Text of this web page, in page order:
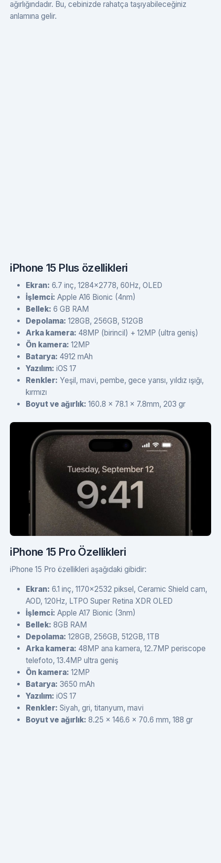
ağırlığındadır. Bu, cebinizde rahatça taşıyabileceğiniz
anlamına gelir.
iPhone 15 Plus özellikleri
Ekran: 6.7 inç, 1284x2778, 60Hz, OLED
İşlemci: Apple A16 Bionic (4nm)
Bellek: 6 GB RAM
Depolama: 128GB, 256GB, 512GB
Arka kamera: 48MP (birincil) + 12MP (ultra geniş)
Ön kamera: 12MP
Batarya: 4912 mAh
Yazılım: iOS 17
Renkler: Yeşil, mavi, pembe, gece yarısı, yıldız ışığı,
kırmızı
Boyut ve ağırlık: 160.8 x 78.1 x 7.8mm, 203 gr
iPhone 15 Pro Özellikleri
iPhone 15 Pro özellikleri aşağıdaki gibidir:
Ekran: 6.1 inç, 1170x2532 piksel, Ceramic Shield cam,
AOD, 120Hz, LTPO Super Retina XDR OLED
İşlemci: Apple A17 Bionic (3nm)
Bellek: 8GB RAM
Depolama: 128GB, 256GB, 512GB, 1TB
Arka kamera: 48MP ana kamera, 12.7MP periscope
telefoto, 13.4MP ultra geniş
Ön kamera: 12MP
Batarya: 3650 mAh
Yazılım: iOS 17
Renkler: Siyah, gri, titanyum, mavi
Boyut ve ağırlık: 8.25 x 146.6 x 70.6 mm, 188 gr